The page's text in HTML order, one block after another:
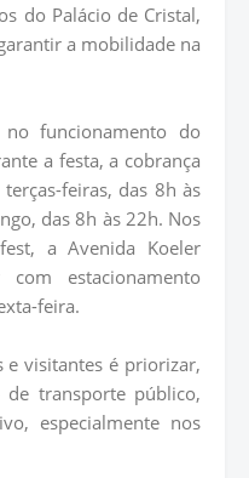
do Palácio de Cristal,
a mobilidade na
no funcionamento do
a festa, a cobrança
feiras, das 8h às
das 8h às 22h. Nos
a Avenida Koeler
estacionamento
feira.
e visitantes é priorizar,
transporte público,
especialmente nos